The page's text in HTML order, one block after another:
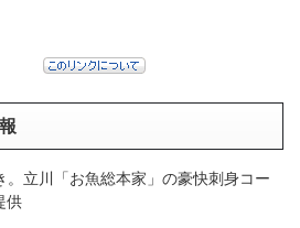
立川「お魚総本家」の豪快刺身コー
供